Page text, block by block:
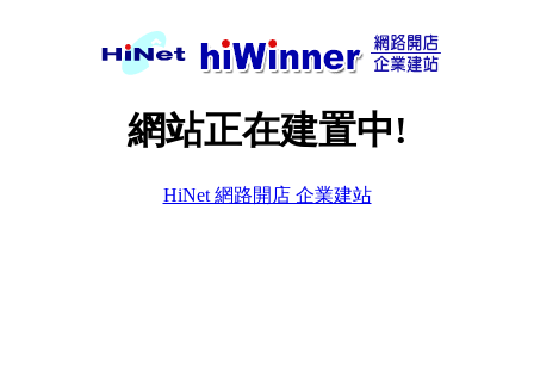
網站正在建置中!
HiNet 網路開店 企業建站